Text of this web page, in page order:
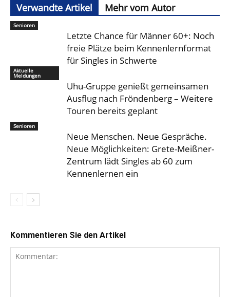
Verwandte Artikel Mehr vom Autor
Senioren
Letzte Chance für Männer 60+: Noch
freie Plätze beim Kennenlernformat
für Singles in Schwerte
Aktuelle
Meldungen
Uhu-Gruppe genießt gemeinsamen
Ausflug nach Fröndenberg – Weitere
Touren bereits geplant
Senioren
Neue Menschen. Neue Gespräche.
Neue Möglichkeiten: Grete-Meißner-
Zentrum lädt Singles ab 60 zum
Kennenlernen ein
Kommentieren Sie den Artikel